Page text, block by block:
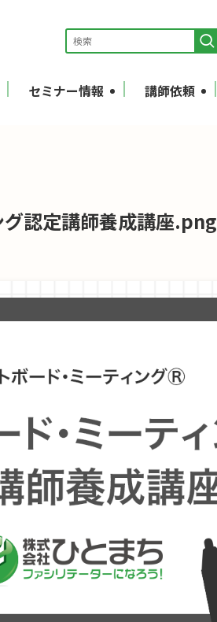
セミナー情報 講師依頼
認定講師養成講座.png